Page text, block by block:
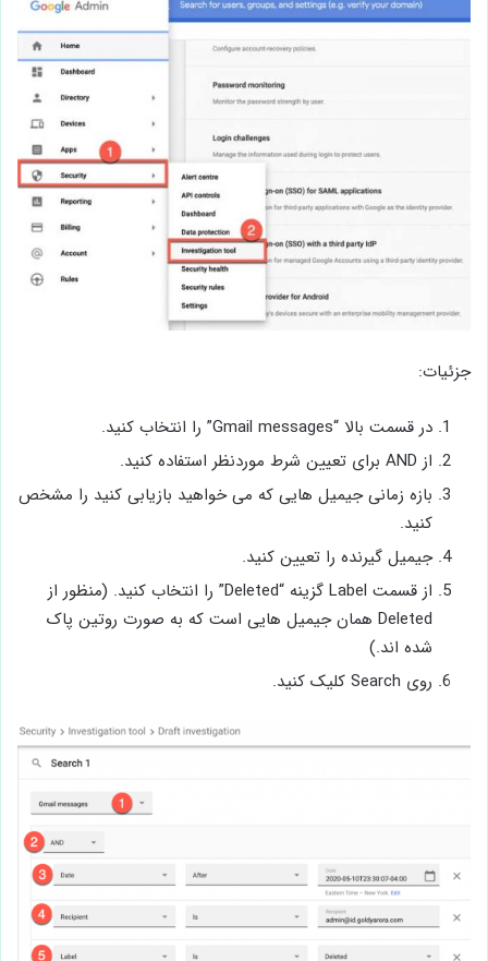
جزئیات:
در قسمت بالا “Gmail messages” را انتخاب کنید.
از AND برای تعیین شرط موردنظر استفاده کنید.
بازه زمانی جیمیل هایی که می خواهید بازیابی کنید را مشخص
کنید.
جیمیل گیرنده را تعیین کنید.
از قسمت Label گزینه “Deleted” را انتخاب کنید. (منظور از
Deleted همان جیمیل هایی است که به صورت روتین پاک
شده اند.)
روی Search کلیک کنید.